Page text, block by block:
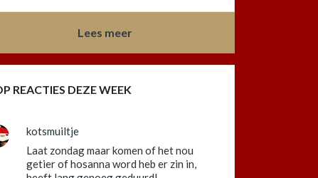
Lees meer
REACTIES DEZE WEEK
kotsmuiltje
Laat zondag maar komen of het nou
getier of hosanna word heb er zin in,